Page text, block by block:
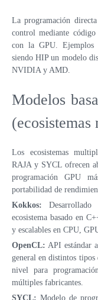
La programación
control mediante
con la GPU.
siendo HIP un modelo
NVIDIA y AMD.
Modelos
Los ecosistemas
RAJA y SYCL ofrecen
programación GPU
portabilidad de
Kokkos:
ecosistema basado en
y escalables en CPU,
OpenCL: API estándar
general en distintos
nivel para
múltiples fabricantes.
SYCL: Modelo de